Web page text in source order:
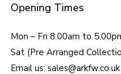
Opening Times
Mon – Fri 8.00am to
Sat (Pre Arranged
Email us: sales@arkfw.co.uk